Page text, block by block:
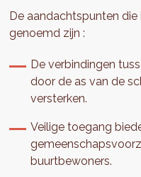
De aandachtspunten
genoemd zijn :
De verbindingen
door de as van de
versterken.
Veilige toegang
buurtbewoners.